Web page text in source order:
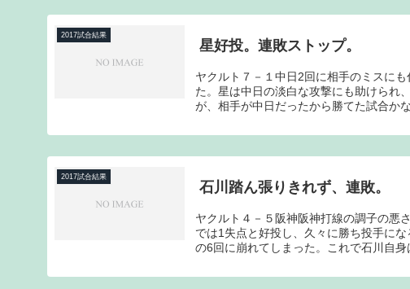
2017試合結果
星好投。連敗ストップ。
ヤクルト７－１中日2回に相手のミスに
た。星は中日の淡白な攻撃にも助けられ
が、相手が中日だったから勝てた試合か
2017試合結果
石川踏ん張りきれず、連敗。
ヤクルト４－５阪神阪神打線の調子の悪
では1失点と好投し、久々に勝ち投手に
の6回に崩れてしまった。これで石川自身